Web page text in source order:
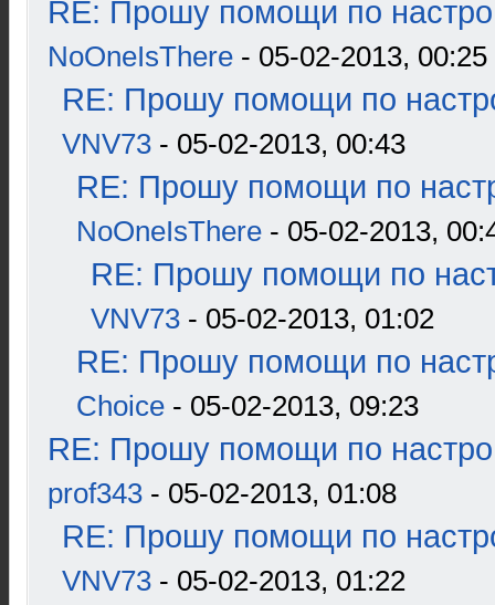
RE: Прошу помощи по
NoOneIsThere - 05-02-2013, 00:25
RE: Прошу помощи по
VNV73 - 05-02-2013, 00:43
RE: Прошу помощи по
NoOneIsThere - 05-02-2013,
RE: Прошу помощи по
VNV73 - 05-02-2013, 01:02
RE: Прошу помощи по
Choice - 05-02-2013, 09:23
RE: Прошу помощи по
prof343 - 05-02-2013, 01:08
RE: Прошу помощи по
VNV73 - 05-02-2013, 01:22